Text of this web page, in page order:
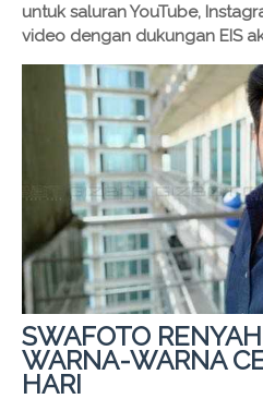
untuk saluran YouTube,
video dengan dukungan EIS
SWAFOTO
WARNA-WARNA
HARI